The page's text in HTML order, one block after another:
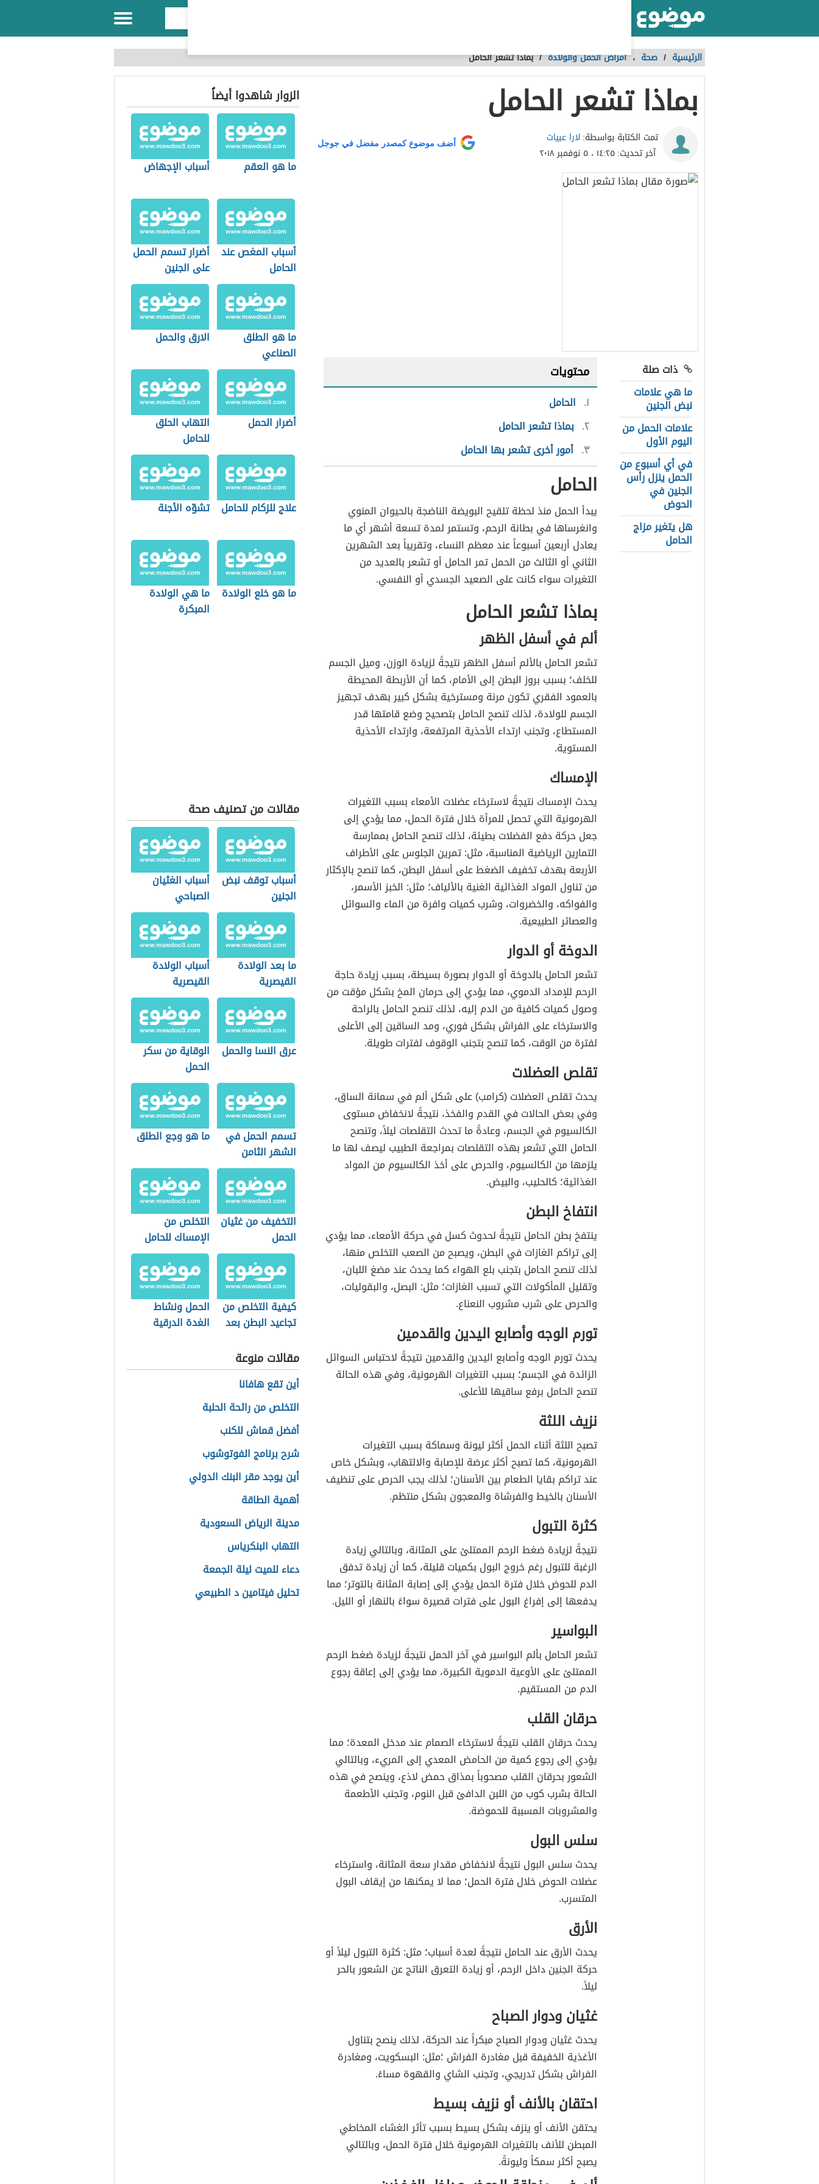
الرئيسية / صحة ،أمراض الحمل والولادة /بماذا تشعر الحامل
بماذا تشعر الحامل
تمت الكتابة بواسطة:لارا عبيات
آخر تحديث:١٤:٢٥ ، ٥ نوفمبر ٢٠١٨
أضف موضوع كمصدر مفضل في جوجل
ذات صلة
ما هي علامات
نبض الجنين
علامات الحمل من
اليوم الأول
في أي أسبوع من
الحمل ينزل رأس
الجنين في
الحوض
هل يتغير مزاج
الحامل
محتويات
١ الحامل
٢ بماذا تشعر الحامل
٣ أمور أخرى تشعر بها الحامل
الحامل
يبدأ الحمل منذ لحظة تلقيح البويضة الناضجة بالحيوان المنوي
وانغرساها في بطانة الرحم، وتستمر لمدة تسعة أشهر أي ما
يعادل أربعين أسبوعاً عند معظم النساء، وتقريباً بعد الشهرين
الثاني أو الثالث من الحمل تمر الحامل أو تشعر بالعديد من
التغيرات سواء كانت على الصعيد الجسدي أو النفسي.
بماذا تشعر الحامل
ألم في أسفل الظهر
تشعر الحامل بالألم أسفل الظهر نتيجةً لزيادة الوزن، وميل الجسم
للخلف؛ بسبب بروز البطن إلى الأمام، كما أن الأربطة المحيطة
بالعمود الفقري تكون مرنة ومسترخية بشكل كبير بهدف تجهيز
الجسم للولادة، لذلك تنصح الحامل بتصحيح وضع قامتها قدر
المستطاع، وتجنب ارتداء الأحذية المرتفعة، وارتداء الأحذية
المستوية.
الإمساك
يحدث الإمساك نتيجةً لاسترخاء عضلات الأمعاء بسبب التغيرات
الهرمونية التي تحصل للمرأة خلال فترة الحمل، مما يؤدي إلى
جعل حركة دفع الفضلات بطيئة، لذلك تنصح الحامل بممارسة
التمارين الرياضية المناسبة، مثل: تمرين الجلوس على الأطراف
الأربعة بهدف تخفيف الضغط على أسفل البطن، كما تنصح بالإكثار
من تناول المواد الغذائية الغنية بالألياف؛ مثل: الخبز الأسمر،
والفواكه، والخضروات، وشرب كميات وافرة من الماء والسوائل
والعصائر الطبيعية.
الدوخة أو الدوار
تشعر الحامل بالدوخة أو الدوار بصورة بسيطة، بسبب زيادة حاجة
الرحم للإمداد الدموي، مما يؤدي إلى حرمان المخ بشكل مؤقت من
وصول كميات كافية من الدم إليه، لذلك تنصح الحامل بالراحة
والاسترخاء على الفراش بشكل فوري، ومد الساقين إلى الأعلى
لفترة من الوقت، كما تنصح بتجنب الوقوف لفترات طويلة.
تقلص العضلات
يحدث تقلص العضلات (كرامب) على شكل ألم في سمانة الساق،
وفي بعض الحالات في القدم والفخذ، نتيجةً لانخفاض مستوى
الكالسيوم في الجسم، وعادةً ما تحدث التقلصات ليلاً، وتنصح
الحامل التي تشعر بهذه التقلصات بمراجعة الطبيب ليصف لها ما
يلزمها من الكالسيوم، والحرص على أخذ الكالسيوم من المواد
الغذائية؛ كالحليب، والبيض.
انتفاخ البطن
ينتفخ بطن الحامل نتيجةً لحدوث كسل في حركة الأمعاء، مما يؤدي
إلى تراكم الغازات في البطن، ويصبح من الصعب التخلص منها،
لذلك تنصح الحامل بتجنب بلع الهواء كما يحدث عند مضغ اللبان،
وتقليل المأكولات التي تسبب الغازات؛ مثل: البصل، والبقوليات،
والحرص على شرب مشروب النعناع.
تورم الوجه وأصابع اليدين والقدمين
يحدث تورم الوجه وأصابع اليدين والقدمين نتيجةً لاحتباس السوائل
الزائدة في الجسم؛ بسبب التغيرات الهرمونية، وفي هذه الحالة
تنصح الحامل برفع ساقيها للأعلى.
نزيف اللثة
تصبح اللثة أثناء الحمل أكثر ليونة وسماكة بسبب التغيرات
الهرمونية، كما تصبح أكثر عرضة للإصابة والالتهاب، وبشكل خاص
عند تراكم بقايا الطعام بين الأسنان؛ لذلك يجب الحرص على تنظيف
الأسنان بالخيط والفرشاة والمعجون بشكل منتظم.
كثرة التبول
نتيجةً لزيادة ضغط الرحم الممتلئ على المثانة، وبالتالي زيادة
الرغبة للتبول رغم خروج البول بكميات قليلة، كما أن زيادة تدفق
الدم للحوض خلال فترة الحمل يؤدي إلى إصابة المثانة بالتوتر؛ مما
يدفعها إلى إفراغ البول على فترات قصيرة سواءً بالنهار أو الليل.
البواسير
تشعر الحامل بألم البواسير في آخر الحمل نتيجةً لزيادة ضغط الرحم
الممتلئ على الأوعية الدموية الكبيرة، مما يؤدي إلى إعاقة رجوع
الدم من المستقيم.
حرقان القلب
يحدث حرقان القلب نتيجةً لاسترخاء الصمام عند مدخل المعدة؛ مما
يؤدي إلى رجوع كمية من الحامض المعدي إلى المريء، وبالتالي
الشعور بحرقان القلب مصحوباً بمذاق حمض لاذع، وينصح في هذه
الحالة بشرب كوب من اللبن الدافئ قبل النوم، وتجنب الأطعمة
والمشروبات المسببة للحموضة.
سلس البول
يحدث سلس البول نتيجةً لانخفاض مقدار سعة المثانة، واسترخاء
عضلات الحوض خلال فترة الحمل؛ مما لا يمكنها من إيقاف البول
المتسرب.
الأرق
يحدث الأرق عند الحامل نتيجةً لعدة أسباب؛ مثل: كثرة التبول ليلاً أو
حركة الجنين داخل الرحم، أو زيادة التعرق الناتج عن الشعور بالحر
ليلاً.
غثيان ودوار الصباح
يحدث غثيان ودوار الصباح مبكراً عند الحركة، لذلك ينصح بتناول
الأغذية الخفيفة قبل مغادرة الفراش ؛مثل: البسكويت، ومغادرة
الفراش بشكل تدريجي، وتجنب الشاي والقهوة مساءً.
احتقان بالأنف أو نزيف بسيط
يحتقن الأنف أو ينزف بشكل بسيط بسبب تأثر الغشاء المخاطي
المبطن للأنف بالتغيرات الهرمونية خلال فترة الحمل، وبالتالي
يصبح أكثر سمكاً وليونةً.
الزوار شاهدوا أيضاً
ما هو العقم أسباب الإجهاض
أسباب المغص عند
الحامل
أضرار تسمم الحمل
على الجنين
ما هو الطلق
الصناعي
الارق والحمل
أضرار الحمل
التهاب الحلق
للحامل
علاج للزكام للحامل تشوّه الأجنة
ما هو خلع الولادة
ما هي الولادة
المبكرة
مقالات من تصنيف صحة
أسباب توقف نبض
الجنين
أسباب الغثيان
الصباحي
ما بعد الولادة
القيصرية
أسباب الولادة
القيصرية
عرق النسا والحمل
الوقاية من سكر
الحمل
تسمم الحمل في
الشهر الثامن
ما هو وجع الطلق
التخفيف من غثيان
الحمل
التخلص من
الإمساك للحامل
كيفية التخلص من
تجاعيد البطن بعد
الحمل ونشاط
الغدة الدرقية
مقالات منوعة
أين تقع هافانا
التخلص من رائحة الحلبة
أفضل قماش للكنب
شرح برنامج الفوتوشوب
أين يوجد مقر البنك الدولي
أهمية الطاقة
مدينة الرياض السعودية
التهاب البنكرياس
دعاء للميت ليلة الجمعة
تحليل فيتامين د الطبيعي